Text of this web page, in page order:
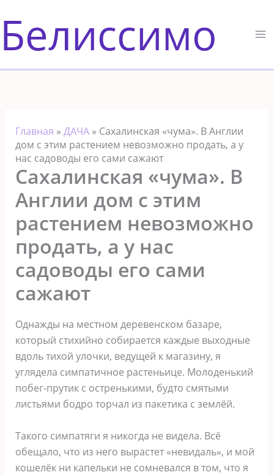
к
содержимому
Белиссимо
Главная » ДАЧА» Сахалинская «чума». В Англии
дом с этим растением невозможно продать, а у
нас садоводы его сами сажают
Сахалинская «чума». В
Англии дом с этим
растением невозможно
продать, а у нас
садоводы его сами
сажают
Однажды на местном деревенском базаре,
который стихийно собирается каждые выходные
вдоль тихой улочки, ведущей к магазину, я
углядела симпатичное растеньице. Молоденький
побег-прутик с остренькими, будто смятыми
листьями бодро торчал из пакетика с землёй.
Такого симпатяги я никогда не видела. Всё
обещало, что из него вырастет «невидаль», и мой
кошелёк ни капельки не сомневался в том, что я